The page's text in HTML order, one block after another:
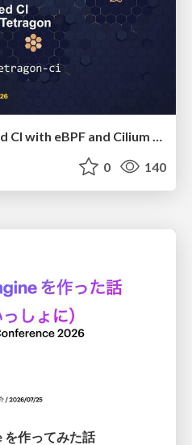
0 140
を作ってみた話